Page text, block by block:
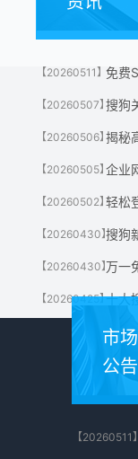
【20260511】
【20260507】
【20260506】
【20260505】
【20260502】轻松
【20260430】
【20260430】万一
【20260425】
市场
公告
【20260511